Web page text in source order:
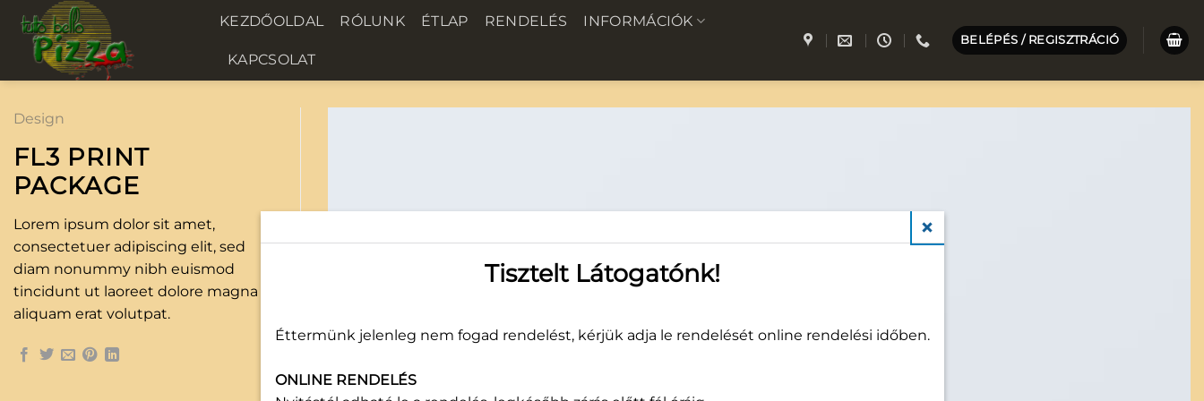
content
KEZDŐOLDAL RÓLUNK ÉTLAP RENDELÉS INFORMÁCIÓK
KAPCSOLAT
BELÉPÉS / REGISZTRÁCIÓ
Design
FL3 PRINT
PACKAGE
Lorem ipsum dolor sit amet,
consectetuer adipiscing elit, sed
diam nonummy nibh euismod
tincidunt ut laoreet dolore magna
aliquam erat volutpat.
Tisztelt Látogatónk!
Éttermünk jelenleg nem fogad rendelést, kérjük adja le rendelését online rendelési időben.
ONLINE RENDELÉS